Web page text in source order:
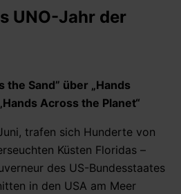
UNO-Jahr der
the Sand” über „Hands
Across the Planet“
trafen sich Hunderte von
Küsten Floridas –
des US-Bundesstaates
in den USA am Meer